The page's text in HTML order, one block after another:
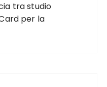
tra studio
per la